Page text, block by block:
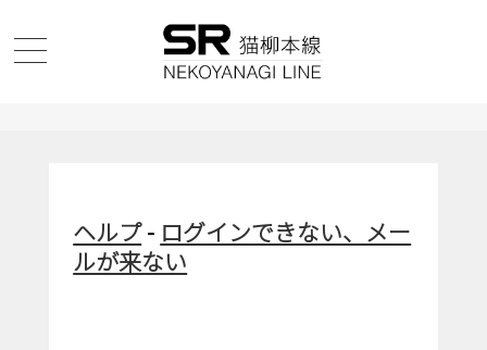
ヘルプ- ログインできない、メー
ルが来ない